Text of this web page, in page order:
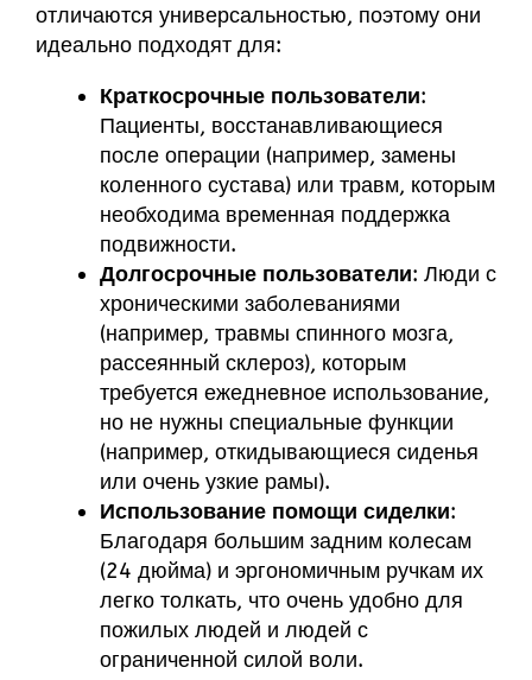
отличаются универсальностью, поэтому они
идеально подходят для:
Краткосрочные пользователи:
Пациенты, восстанавливающиеся
после операции (например, замены
коленного сустава) или травм, которым
необходима временная поддержка
подвижности.
Долгосрочные пользователи: Люди с
хроническими заболеваниями
(например, травмы спинного мозга,
рассеянный склероз), которым
требуется ежедневное использование,
но не нужны специальные функции
(например, откидывающиеся сиденья
или очень узкие рамы).
Использование помощи сиделки:
Благодаря большим задним колесам
(24 дюйма) и эргономичным ручкам их
легко толкать, что очень удобно для
пожилых людей и людей с
ограниченной силой воли.